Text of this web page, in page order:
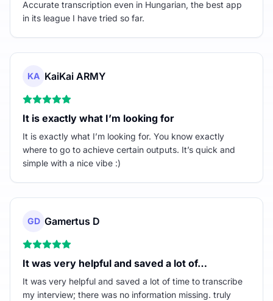
Accurate transcription even in Hungarian, the best app
in its league I have tried so far.
KA KaiKai ARMY
It is exactly what I’m looking for
It is exactly what I’m looking for. You know exactly
where to go to achieve certain outputs. It’s quick and
simple with a nice vibe :)
GD Gamertus D
It was very helpful and saved a lot of…
It was very helpful and saved a lot of time to transcribe
my interview; there was no information missing. truly